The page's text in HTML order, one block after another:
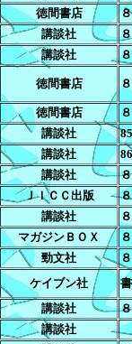
徳間書店
講談社
講談社
徳間書店
徳間書店
講談社
講談社
講談社
ＪＩＣＣ出版
講談社
マガジンＢＯＸ
勁文社
ケイブン社
講談社
講談社